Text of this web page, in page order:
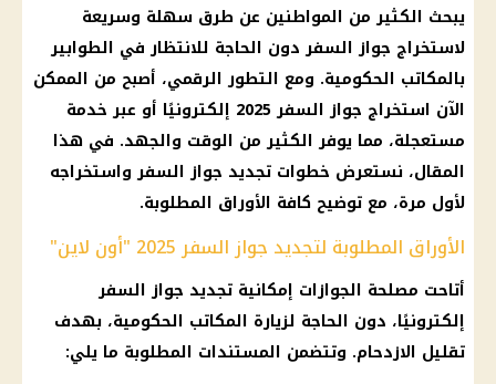
يبحث الكثير من المواطنين عن طرق سهلة وسريعة
لاستخراج جواز السفر دون الحاجة للانتظار في الطوابير
بالمكاتب الحكومية. ومع التطور الرقمي، أصبح من الممكن
الآن استخراج جواز السفر 2025 إلكترونيًا أو عبر خدمة
مستعجلة، مما يوفر الكثير من الوقت والجهد. في هذا
المقال، نستعرض خطوات تجديد جواز السفر واستخراجه
لأول مرة، مع توضيح كافة الأوراق المطلوبة.
الأوراق المطلوبة لتجديد جواز السفر 2025 "أون لاين"
أتاحت مصلحة الجوازات إمكانية تجديد جواز السفر
إلكترونيًا، دون الحاجة لزيارة المكاتب الحكومية، بهدف
تقليل الازدحام. وتتضمن المستندات المطلوبة ما يلي: